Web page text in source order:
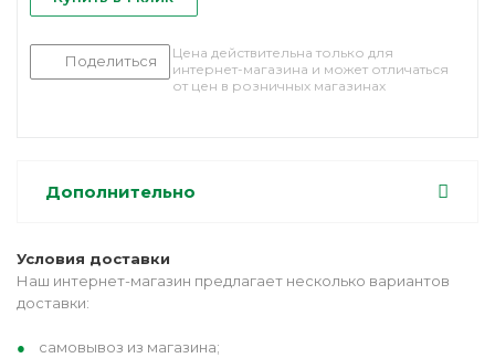
Поделиться
Цена действительна только для
интернет-магазина и может отличаться
от цен в розничных магазинах
Дополнительно
Условия доставки
Наш интернет-магазин предлагает несколько вариантов
доставки:
самовывоз из магазина;